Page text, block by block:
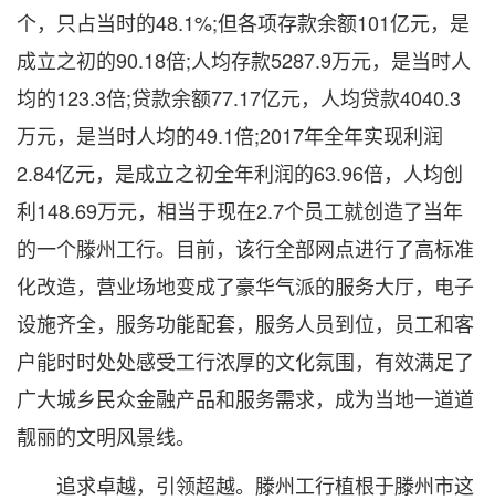
个，只占当时的48.1%;但各项存款余额101亿元，是
成立之初的90.18倍;人均存款5287.9万元，是当时人
均的123.3倍;贷款余额77.17亿元，人均贷款4040.3
万元，是当时人均的49.1倍;2017年全年实现利润
2.84亿元，是成立之初全年利润的63.96倍，人均创
利148.69万元，相当于现在2.7个员工就创造了当年
的一个滕州工行。目前，该行全部网点进行了高标准
化改造，营业场地变成了豪华气派的服务大厅，电子
设施齐全，服务功能配套，服务人员到位，员工和客
户能时时处处感受工行浓厚的文化氛围，有效满足了
广大城乡民众金融产品和服务需求，成为当地一道道
靓丽的文明风景线。
追求卓越，引领超越。滕州工行植根于滕州市这